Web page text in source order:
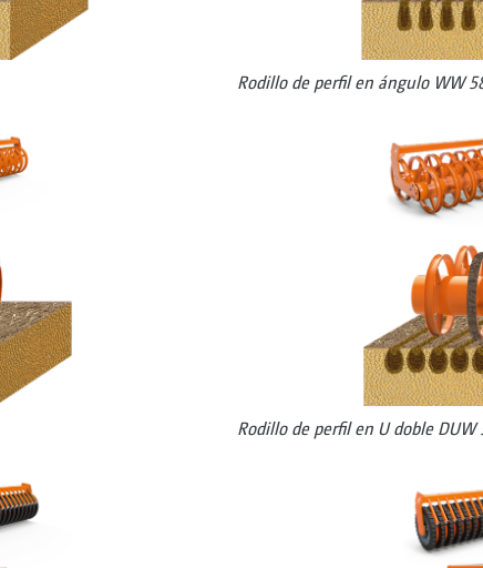
Rodillo de perfil en ángulo WW
Rodillo de perfil en U doble DUW